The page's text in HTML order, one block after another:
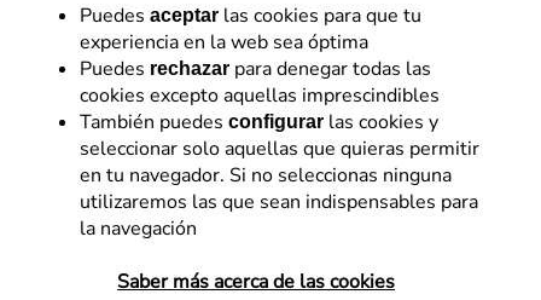
Puedes aceptar las cookies para que tu
experiencia en la web sea óptima
Puedes rechazar para denegar todas las
cookies excepto aquellas imprescindibles
También puedes configurar las cookies y
seleccionar solo aquellas que quieras permitir
en tu navegador. Si no seleccionas ninguna
utilizaremos las que sean indispensables para
la navegación
Saber más acerca de las cookies
Business strategy
De la metodología al
enfoque: por qué dos